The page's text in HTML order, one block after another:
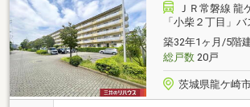
ＪＲ常磐線
「小柴２丁目」
築32年1ヶ月/5階
総戸数20戸
茨城県龍ケ崎